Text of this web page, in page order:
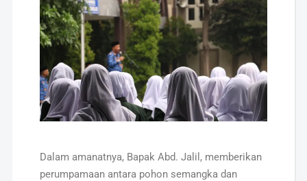
Dalam amanatnya, Bapak Abd. Jalil, memberikan
perumpamaan antara pohon semangka dan